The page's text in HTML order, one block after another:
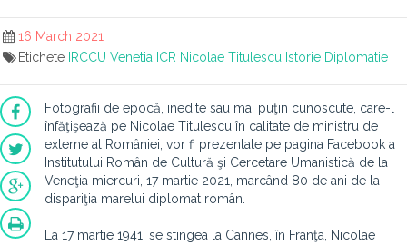
16 March 2021
Etichete IRCCU Venetia ICR Nicolae Titulescu Istorie Diplomatie
Fotografii de epocă, inedite sau mai puţin cunoscute, care-l
înfăţişează pe Nicolae Titulescu în calitate de ministru de
externe al României, vor fi prezentate pe pagina Facebook a
Institutului Român de Cultură şi Cercetare Umanistică de la
Veneţia miercuri, 17 martie 2021, marcând 80 de ani de la
dispariţia marelui diplomat român.
La 17 martie 1941, se stingea la Cannes, în Franţa, Nicolae